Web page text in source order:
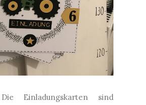
Die Einladungskarten sind